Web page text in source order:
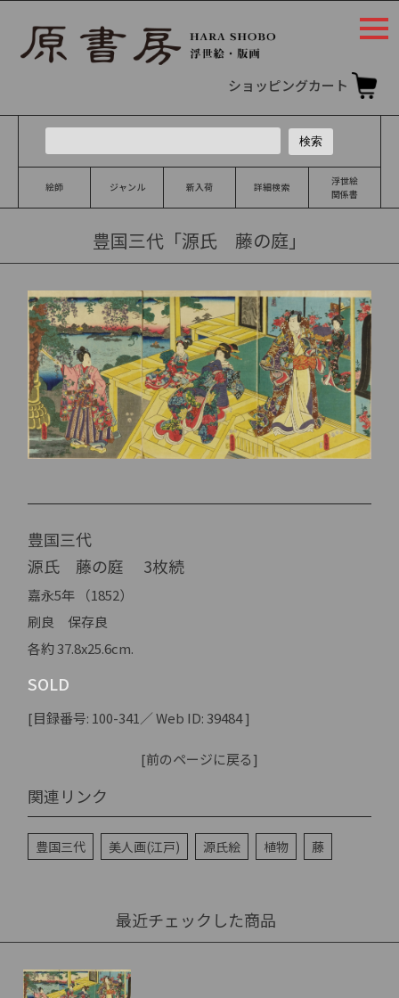
ショッピングカート
絵師 ジャンル 新入荷 詳細検索
浮世絵
関係書
豊国三代「源氏 藤の庭」
豊国三代
源氏 藤の庭 3枚続
嘉永5年 （1852）
刷良 保存良
各約 37.8x25.6cm.
SOLD
[目録番号: 100-341／ Web ID: 39484 ]
[前のページに戻る]
関連リンク
豊国三代 美人画(江戸) 源氏絵 植物 藤
最近チェックした商品